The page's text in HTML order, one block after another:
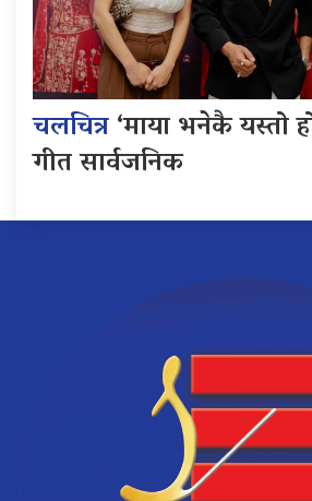
चलचित्र‘माया भनेकै यस्तो
गीत सार्वजनिक